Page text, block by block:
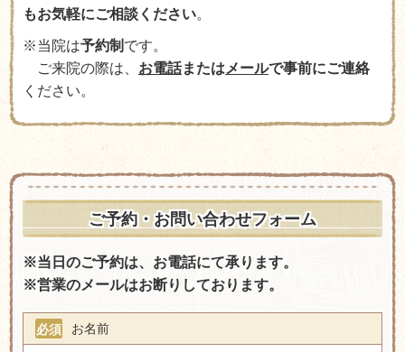
もお気軽にご相談ください。
※当院は予約制 です。
ご来院の際は、 お電話または メールで事前にご連絡
ください。
ご予約・お問い合わせフォーム
※当日のご予約は、お電話にて承ります。
※営業のメールはお断りしております。
お名前
必須